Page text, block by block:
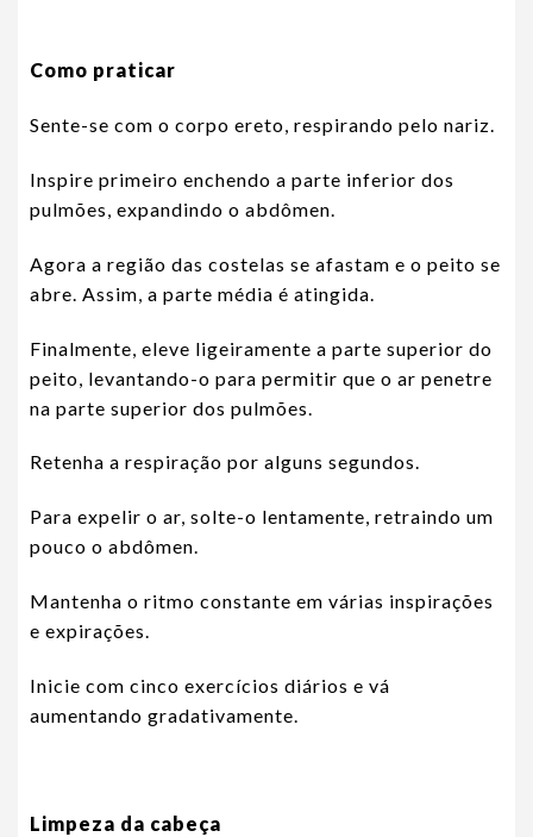
Como praticar
Sente-se com o corpo ereto, respirando pelo nariz.
Inspire primeiro enchendo a parte inferior dos
pulmões, expandindo o abdômen.
Agora a região das costelas se afastam e o peito se
abre. Assim, a parte média é atingida.
Finalmente, eleve ligeiramente a parte superior do
peito, levantando-o para permitir que o ar penetre
na parte superior dos pulmões.
Retenha a respiração por alguns segundos.
Para expelir o ar, solte-o lentamente, retraindo um
pouco o abdômen.
Mantenha o ritmo constante em várias inspirações
e expirações.
Inicie com cinco exercícios diários e vá
aumentando gradativamente.
Limpeza da cabeça